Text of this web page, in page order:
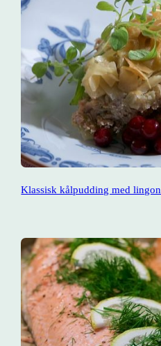
Klassisk kålpudding med lingon